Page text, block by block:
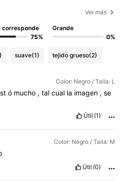
Ver más
corresponde
75%
Grande
0%
suave(1) tejido grueso(2)
Color: Negro / Talla: L
ó mucho ,talcual la imagen ,se
Útil (1)
Color: Negro / Talla: M
Útil (0)